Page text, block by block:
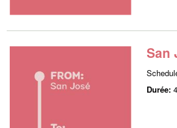
San
Durée: